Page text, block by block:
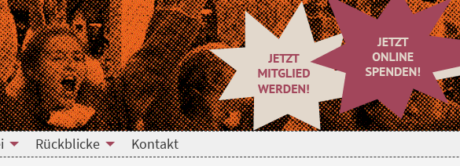
Rückblicke Kontakt